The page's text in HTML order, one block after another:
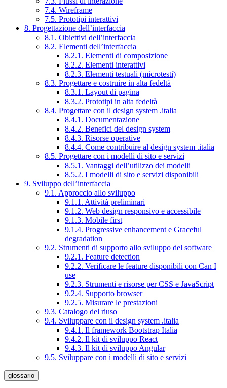
7.4. Wireframe
7.5. Prototipi interattivi
8. Progettazione dell’interfaccia
8.1. Obiettivi dell’interfaccia
8.2. Elementi dell’interfaccia
8.2.1. Elementi di composizione
8.2.2. Elementi interattivi
8.2.3. Elementi testuali (microtesti)
8.3. Progettare e costruire in alta fedeltà
8.3.1. Layout di pagina
8.3.2. Prototipi in alta fedeltà
8.4. Progettare con il design system .italia
8.4.1. Documentazione
8.4.2. Benefici del design system
8.4.3. Risorse operative
8.4.4. Come contribuire al design system .italia
8.5. Progettare con i modelli di sito e servizi
8.5.1. Vantaggi dell’utilizzo dei modelli
8.5.2. I modelli di sito e servizi disponibili
9. Sviluppo dell’interfaccia
9.1. Approccio allo sviluppo
9.1.1. Attività preliminari
9.1.2. Web design responsivo e accessibile
9.1.3. Mobile first
9.1.4. Progressive enhancement e Graceful
degradation
9.2. Strumenti di supporto allo sviluppo del software
9.2.1. Feature detection
9.2.2. Verificare le feature disponibili con Can I
use
9.2.3. Strumenti e risorse per CSS e JavaScript
9.2.4. Supporto browser
9.2.5. Misurare le prestazioni
9.3. Catalogo del riuso
9.4. Sviluppare con il design system .italia
9.4.1. Il framework Bootstrap Italia
9.4.2. Il kit di sviluppo React
9.4.3. Il kit di sviluppo Angular
9.5. Sviluppare con i modelli di sito e servizi
glossario